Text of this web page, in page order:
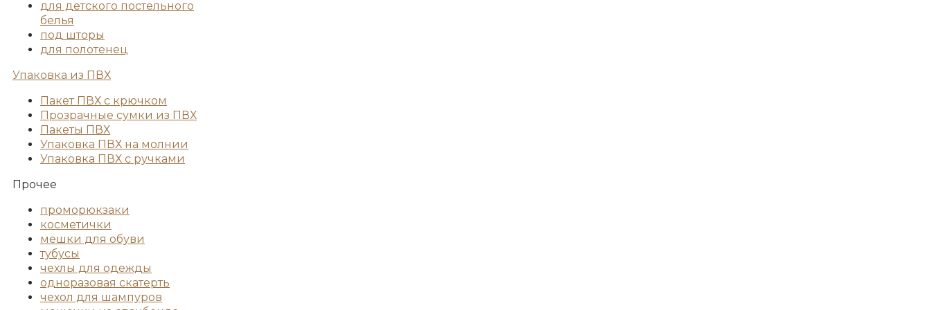
для детского постельного
белья
под шторы
для полотенец
Упаковка из ПВХ
Пакет ПВХ с крючком
Прозрачные сумки из ПВХ
Пакеты ПВХ
Упаковка ПВХ на молнии
Упаковка ПВХ с ручками
Прочее
проморюкзаки
косметички
мешки для обуви
тубусы
чехлы для одежды
одноразовая скатерть
чехол для шампуров